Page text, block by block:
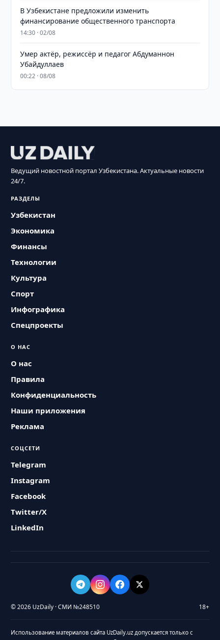
В Узбекистане предложили изменить
финансирование общественного транспорта
14:30 · 02/08
Умер актёр, режиссёр и педагог Абдуманнон
Убайдуллаев
00:22 · 08/08
Ведущий новостной портал Узбекистана. Актуальные новости
24/7.
РАЗДЕЛЫ
Узбекистан
Экономика
Финансы
Технологии
Культура
Спорт
Инфографика
Спецпроекты
О НАС
О нас
Правила
Конфиденциальность
Наши приложения
Реклама
СОЦСЕТИ
Telegram
Instagram
Facebook
Twitter/X
LinkedIn
© 2026 UzDaily · СМИ №248510 18+
Использование материалов сайта UzDaily.uz допускается только с